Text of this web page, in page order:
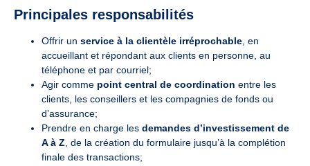
Principales responsabilités
Offrir un service à la clientèle irréprochable , en
accueillant et répondant aux clients en personne, au
téléphone et par courriel;
Agir comme point central de coordination entre les
clients, les conseillers et les compagnies de fonds ou
d’assurance;
Prendre en charge les demandes d’investissement de
A à Z , de la création du formulaire jusqu’à la complétion
finale des transactions;